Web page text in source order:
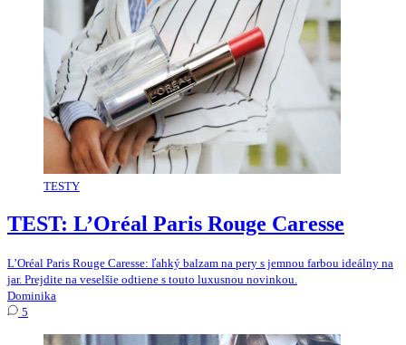
TESTY
TEST: L’Oréal Paris Rouge Caresse
L’Oréal Paris Rouge Caresse: ľahký balzam na pery s jemnou farbou ideálny na
jar. Prejdite na veselšie odtiene s touto luxusnou novinkou.
Dominika
5